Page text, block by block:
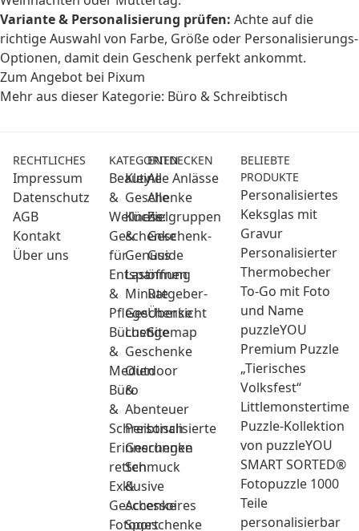
Variante & Personalisierung prüfen: Achte auf die
richtige Auswahl von Farbe, Größe oder Personalisierungs-
Optionen, damit dein Geschenk perfekt ankommt.
Zum Angebot bei Pixum
Mehr aus dieser Kategorie: Büro & Schreibtisch
RECHTLICHES
Impressum
Datenschutz
AGB
Kontakt
Über uns
KATEGORIEN
Beauty
&
Wellness:
Geschenke
für
Entspannung
&
Pflege
Bücher
&
Medien
Büro
&
Schreibtisch
Erinnerungen
retten
Exklusive
Geschenke
Fotogeschenke
Kleine
Geschenke
Küche
&
Genuss
Last
Minute
Geschenke
Lustige
Geschenke
Outdoor
&
Abenteuer
Personalisierte
Geschenke
Schmuck
&
Accessoires
Sport
ENTDECKEN
Alle Anlässe
Alle
Zielgruppen
Geschenk-
Guide
öffnen
Ratgeber-
Übersicht
Sitemap
BELIEBTE
PRODUKTE
Personalisiertes
Keksglas mit
Gravur
Personalisierter
Thermobecher
To-Go mit Foto
und Name
puzzleYOU
Premium Puzzle
„Tierisches
Volksfest“
Littlemonstertime
Puzzle-Kollektion
von puzzleYOU
SMART SORTED®
Fotopuzzle 1000
Teile
personalisierbar